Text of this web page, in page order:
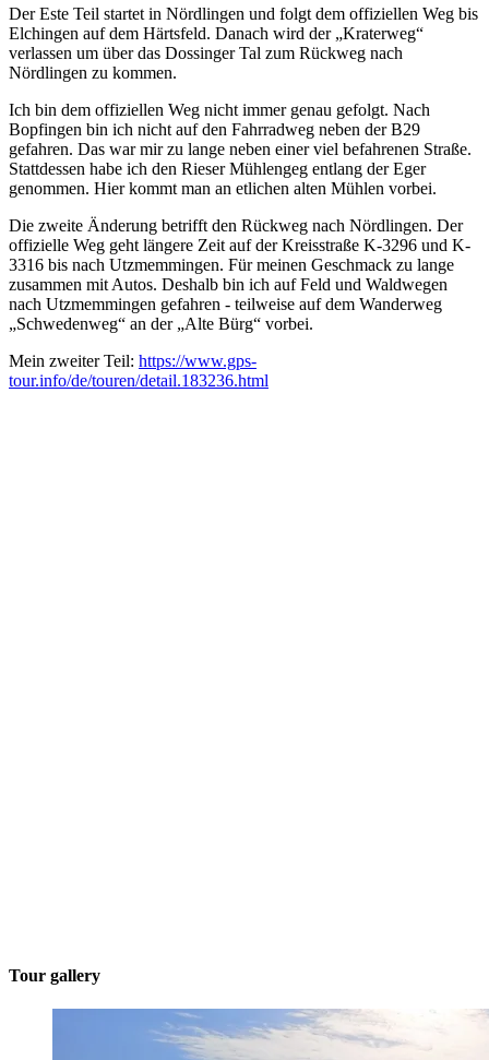
Der Este Teil startet in Nördlingen und folgt dem offiziellen Weg bis
Elchingen auf dem Härtsfeld. Danach wird der „Kraterweg“
verlassen um über das Dossinger Tal zum Rückweg nach
Nördlingen zu kommen.
Ich bin dem offiziellen Weg nicht immer genau gefolgt. Nach
Bopfingen bin ich nicht auf den Fahrradweg neben der B29
gefahren. Das war mir zu lange neben einer viel befahrenen Straße.
Stattdessen habe ich den Rieser Mühlengeg entlang der Eger
genommen. Hier kommt man an etlichen alten Mühlen vorbei.
Die zweite Änderung betrifft den Rückweg nach Nördlingen. Der
offizielle Weg geht längere Zeit auf der Kreisstraße K-3296 und K-
3316 bis nach Utzmemmingen. Für meinen Geschmack zu lange
zusammen mit Autos. Deshalb bin ich auf Feld und Waldwegen
nach Utzmemmingen gefahren - teilweise auf dem Wanderweg
„Schwedenweg“ an der „Alte Bürg“ vorbei.
Mein zweiter Teil: https://www.gps-
tour.info/de/touren/detail.183236.html
Tour gallery